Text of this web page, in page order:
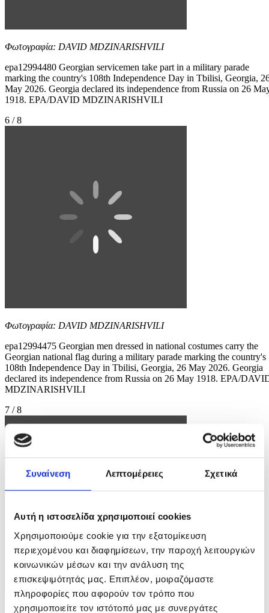
Συναίνεση Λεπτομέρειες Σχετικά
Αυτή η ιστοσελίδα χρησιμοποιεί cookies
Χρησιμοποιούμε cookie για την εξατομίκευση
περιεχομένου και διαφημίσεων, την παροχή λειτουργιών
κοινωνικών μέσων και την ανάλυση της
επισκεψιμότητάς μας. Επιπλέον, μοιραζόμαστε
πληροφορίες που αφορούν τον τρόπο που
χρησιμοποιείτε τον ιστότοπό μας με συνεργάτες
Φωτογραφία: DAVID MDZINARISHVILI
epa12994480 Georgian servicemen take part in a military parade
marking the country's 108th Independence Day in Tbilisi, Georgia,
May 2026. Georgia declared its independence from Russia on 26
1918. EPA/DAVID MDZINARISHVILI
6 / 8
Φωτογραφία: DAVID MDZINARISHVILI
epa12994475 Georgian men dressed in national costumes carry the
Georgian national flag during a military parade marking the country's
108th Independence Day in Tbilisi, Georgia, 26 May 2026. Georgia
declared its independence from Russia on 26 May 1918. EPA/
MDZINARISHVILI
7 / 8